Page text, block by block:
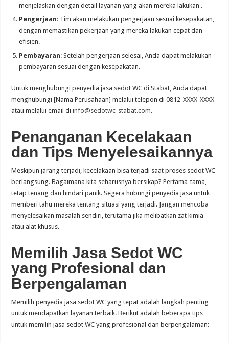
menjelaskan dengan detail layanan yang akan mereka lakukan .
Pengerjaan: Tim akan melakukan pengerjaan sesuai kesepakatan,
dengan memastikan pekerjaan yang mereka lakukan cepat dan
efisien.
Pembayaran: Setelah pengerjaan selesai, Anda dapat melakukan
pembayaran sesuai dengan kesepakatan.
Untuk menghubungi penyedia jasa sedot WC di Stabat, Anda dapat
menghubungi [Nama Perusahaan] melalui telepon di 0812-XXXX-XXXX
atau melalui email diinfo@sedotwc-stabat.com.
Penanganan Kecelakaan
dan Tips Menyelesaikannya
Meskipun jarang terjadi, kecelakaan bisa terjadi saat proses sedot WC
berlangsung. Bagaimana kita seharusnya bersikap? Pertama-tama,
tetap tenang dan hindari panik. Segera hubungi penyedia jasa untuk
memberi tahu mereka tentang situasi yang terjadi. Jangan mencoba
menyelesaikan masalah sendiri, terutama jika melibatkan zat kimia
atau alat khusus.
Memilih Jasa Sedot WC
yang Profesional dan
Berpengalaman
Memilih penyedia jasa sedot WC yang tepat adalah langkah penting
untuk mendapatkan layanan terbaik. Berikut adalah beberapa tips
untuk memilih jasa sedot WC yang profesional dan berpengalaman: